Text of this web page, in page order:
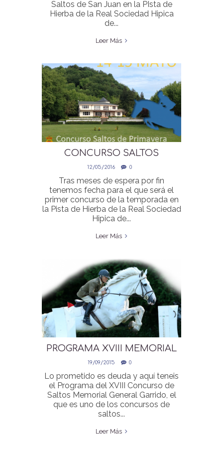
Saltos de San Juan en la PIsta de
Hierba de la Real Sociedad Hipica
de...
Leer Más
CONCURSO SALTOS
PRIMAVERA ONLINE
12/05/2016 0
Tras meses de espera por fin
tenemos fecha para el que será el
primer concurso de la temporada en
la Pista de Hierba de la Real Sociedad
Hipica de...
Leer Más
PROGRAMA XVIII MEMORIAL
GENERAL GARRIDO
19/09/2015 0
Lo prometido es deuda y aquí teneis
el Programa del XVIII Concurso de
Saltos Memorial General Garrido, el
que es uno de los concursos de
saltos...
Leer Más